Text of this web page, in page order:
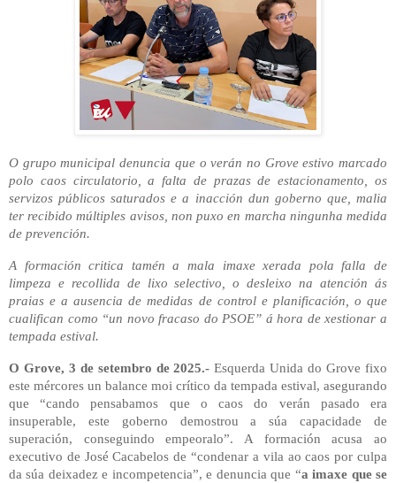
O grupo municipal denuncia que o verán no Grove estivo marcado
polo caos circulatorio, a falta de prazas de estacionamento, os
servizos públicos saturados e a inacción dun goberno que, malia
ter recibido múltiples avisos, non puxo en marcha ningunha medida
de prevención.
A formación critica tamén a mala imaxe xerada pola falla de
limpeza e recollida de lixo selectivo, o desleixo na atención ás
praias e a ausencia de medidas de control e planificación, o que
cualifican como “un novo fracaso do PSOE” á hora de xestionar a
tempada estival.
O Grove, 3 de setembro de 2025.- Esquerda Unida do Grove fixo
este mércores un balance moi crítico da tempada estival, asegurando
que “cando pensabamos que o caos do verán pasado era
insuperable, este goberno demostrou a súa capacidade de
superación, conseguindo empeoralo”. A formación acusa ao
executivo de José Cacabelos de “condenar a vila ao caos por culpa
da súa deixadez e incompetencia”, e denuncia que “a imaxe que se